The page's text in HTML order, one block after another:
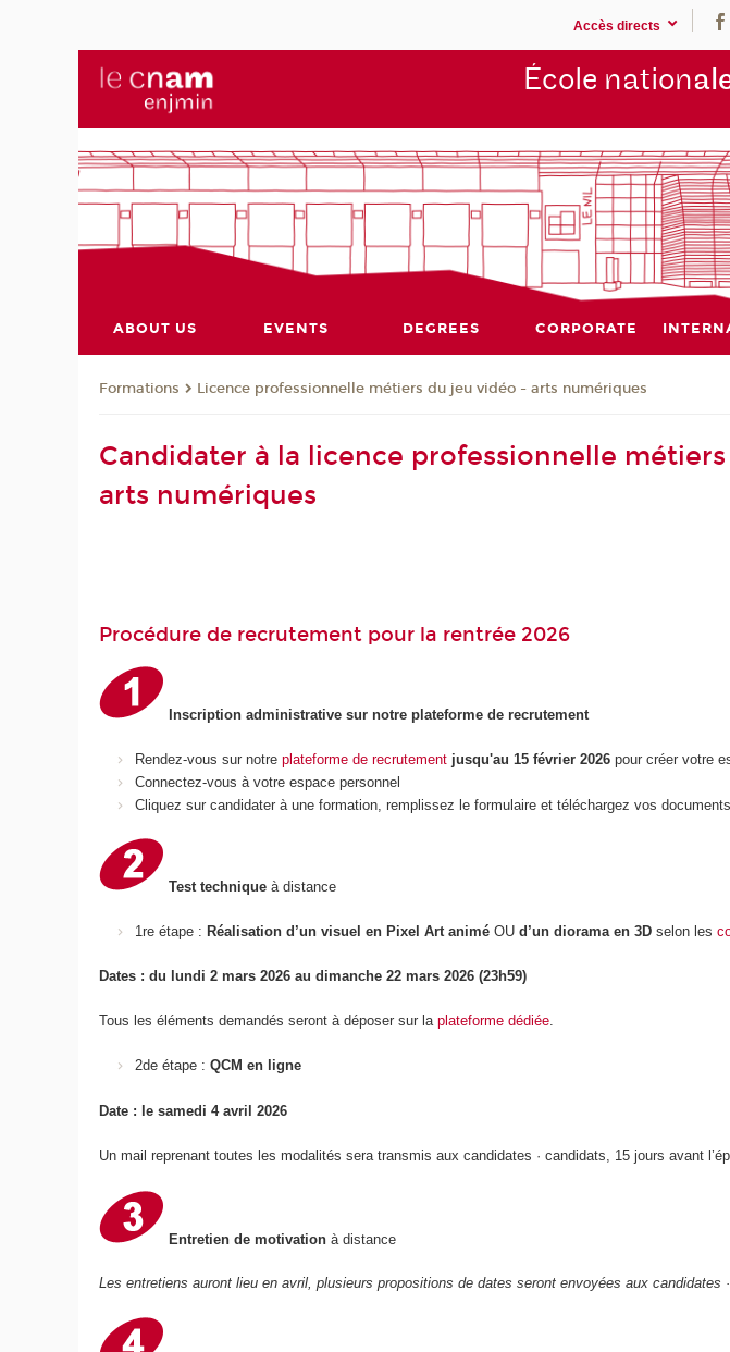
Accès directs
École nation
ABOUT US EVENTS DEGREES CORPORATE
Formations Licence professionnelle métiers du jeu vidéo - arts numériques
Candidater à la licence professionnelle
arts numériques
Procédure de recrutement pour la rentrée 2026
Inscription administrative sur notre plateforme de recrutement
Rendez-vous sur notre plateforme de recrutement jusqu'au 15 février 2026pour créer votre
Connectez-vous à votre espace personnel
Cliquez sur candidater à une formation, remplissez le formulaire et téléchargez vos
Test technique à distance
1re étape : Réalisation d’un visuel en Pixel Art animé OUd’un diorama en 3D selon les
Dates : du lundi 2 mars 2026 au dimanche 22 mars 2026 (23h59)
Tous les éléments demandés seront à déposer sur la plateforme dédiée.
2de étape : QCM en ligne
Date : le samedi 4 avril 2026
Un mail reprenant toutes les modalités sera transmis aux candidates · candidats, 15 jours avant
Entretien de motivationà distance
Les entretiens auront lieu en avril, plusieurs propositions de dates seront envoyées aux